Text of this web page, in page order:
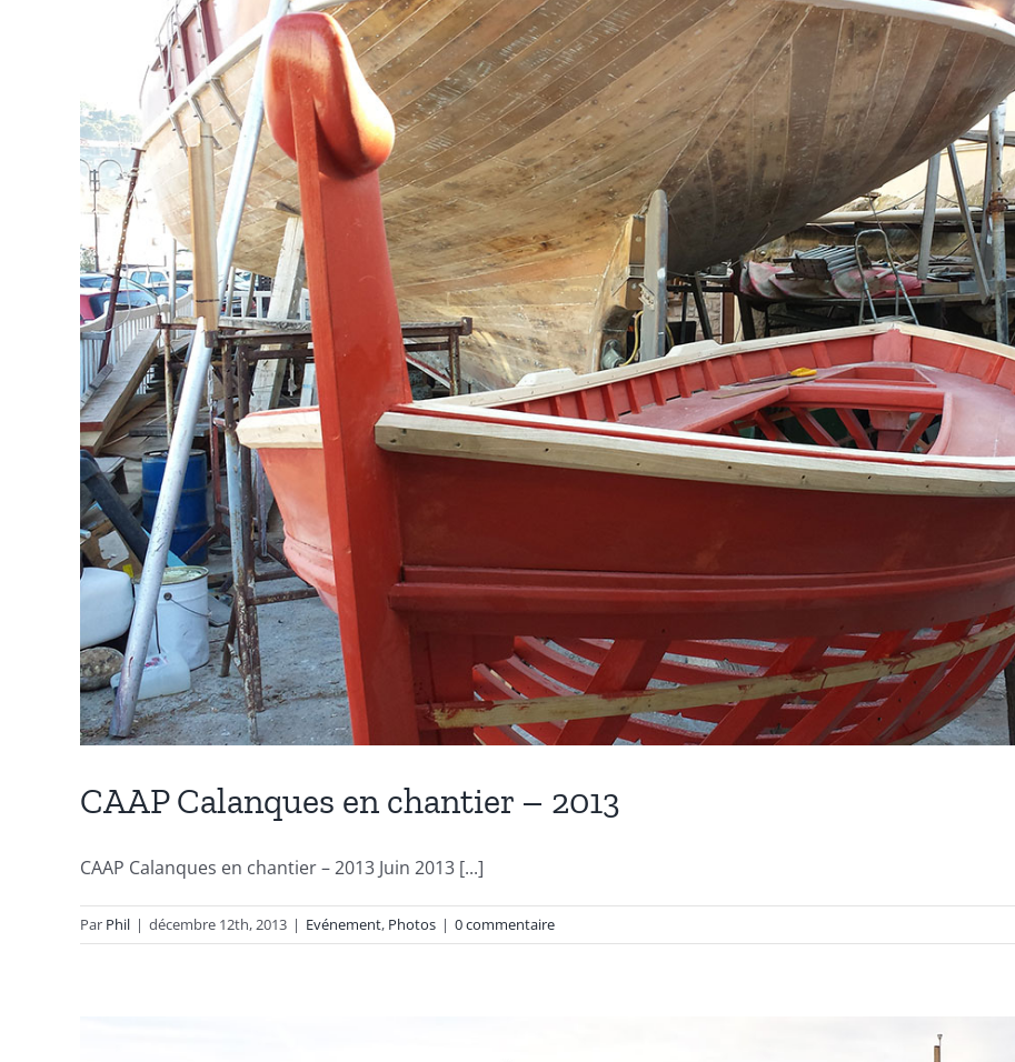
CAAP Calanques en chantier – 2013
CAAP Calanques en chantier – 2013 Juin 2013 [...]
Par Phil | décembre 12th, 2013 | Evénement, Photos | 0 commentaire